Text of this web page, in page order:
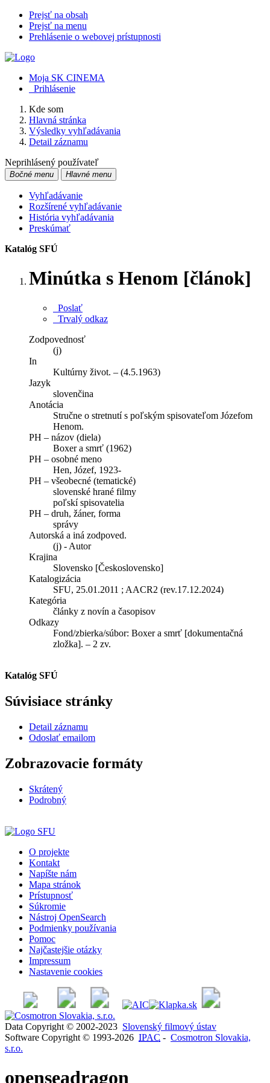
Prejsť na obsah
Prejsť na menu
Prehlásenie o webovej prístupnosti
Moja SK CINEMA
Prihlásenie
Kde som
Hlavná stránka
Výsledky vyhľadávania
Detail záznamu
Neprihlásený používateľ
Bočné menu Hlavné menu
Vyhľadávanie
Rozšírené vyhľadávanie
História vyhľadávania
Preskúmať
Katalóg SFÚ
Minútka s Henom [článok]
Poslať
Trvalý odkaz
Zodpovednosť
(j)
In
Kultúrny život. – (4.5.1963)
Jazyk
slovenčina
Anotácia
Stručne o stretnutí s poľským spisovateľom Józefom
Henom.
PH – názov (diela)
Boxer a smrť (1962)
PH – osobné meno
Hen, Józef, 1923-
PH – všeobecné (tematické)
slovenské hrané filmy
poľskí spisovatelia
PH – druh, žáner, forma
správy
Autorská a iná zodpoved.
(j) - Autor
Krajina
Slovensko [Československo]
Katalogizácia
SFU, 25.01.2011 ; AACR2 (rev.17.12.2024)
Kategória
články z novín a časopisov
Odkazy
Fond/zbierka/súbor: Boxer a smrť [dokumentačná
zložka]. – 2 zv.
Katalóg SFÚ
Súvisiace stránky
Detail záznamu
Odoslať emailom
Zobrazovacie formáty
Skrátený
Podrobný
O projekte
Kontakt
Napíšte nám
Mapa stránok
Prístupnosť
Súkromie
Nástroj OpenSearch
Podmienky používania
Pomoc
Najčastejšie otázky
Impressum
Nastavenie cookies
Data Copyright © 2002-2023 Slovenský filmový ústav
Software Copyright © 1993-2026 IPAC - Cosmotron Slovakia,
s.r.o.
openseadragon